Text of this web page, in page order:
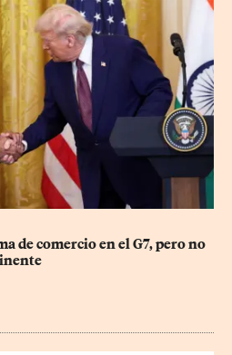
de comercio en el G7, pero no